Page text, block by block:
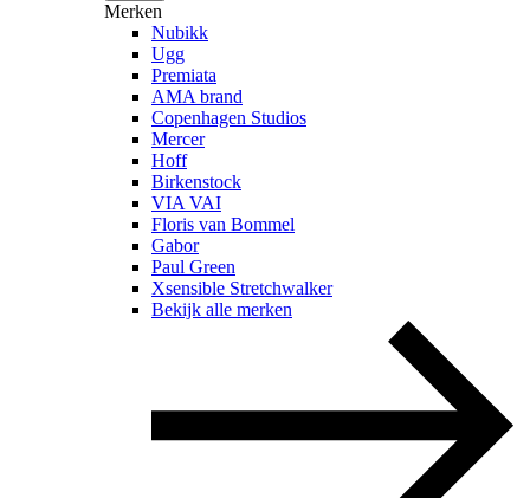
Merken
Nubikk
Ugg
Premiata
AMA brand
Copenhagen Studios
Mercer
Hoff
Birkenstock
VIA VAI
Floris van Bommel
Gabor
Paul Green
Xsensible Stretchwalker
Bekijk alle merken